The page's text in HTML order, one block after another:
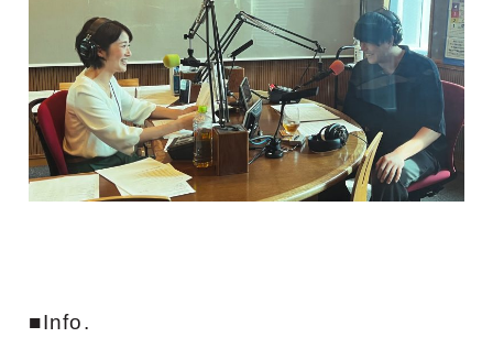
■Info.